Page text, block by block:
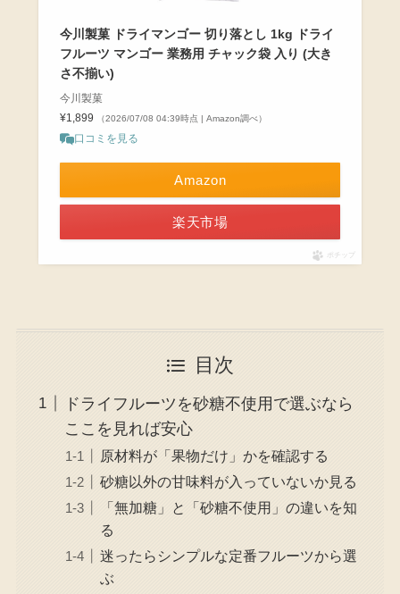
今川製菓 ドライマンゴー 切り落とし 1kg ドライ
フルーツ マンゴー 業務用 チャック袋 入り (大き
さ不揃い)
今川製菓
¥1,899
（2026/07/08 04:39時点 | Amazon調べ）
口コミを見る
Amazon
楽天市場
ポチップ
目次
ドライフルーツを砂糖不使用で選ぶなら
ここを見れば安心
原材料が「果物だけ」かを確認する
砂糖以外の甘味料が入っていないか見る
「無加糖」と「砂糖不使用」の違いを知
る
迷ったらシンプルな定番フルーツから選
ぶ